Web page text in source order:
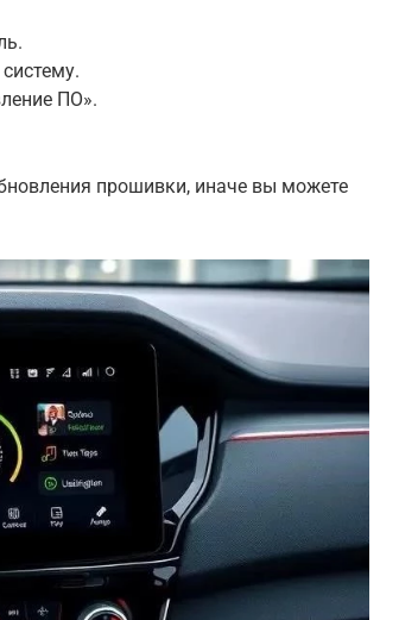
ПО».
прошивки, иначе вы можете